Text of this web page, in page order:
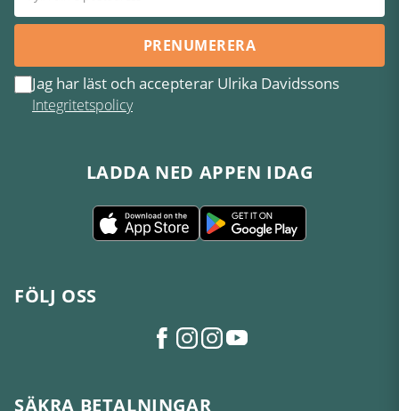
PRENUMERERA
Jag har läst och accepterar Ulrika Davidssons
Integritetspolicy
LADDA NED APPEN IDAG
FÖLJ OSS
SÄKRA BETALNINGAR